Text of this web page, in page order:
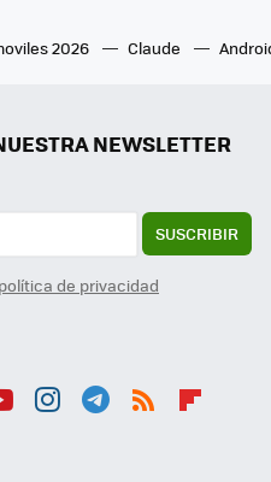
2026 Claude
NEWSLETTER
SUSCRIBIR
política de privacidad